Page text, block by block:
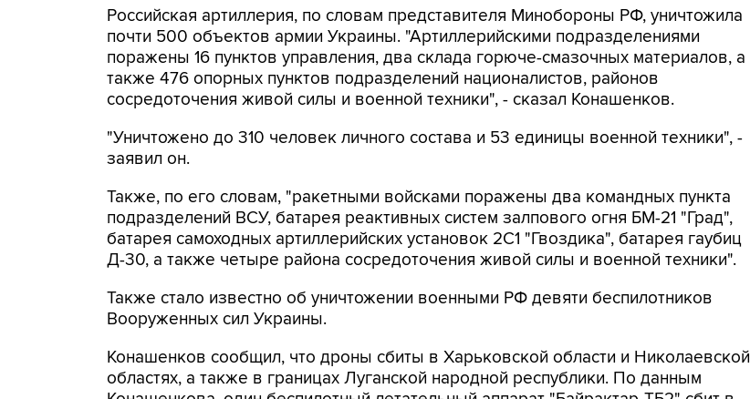
Российская артиллерия, по словам представителя Минобороны РФ, уничтожила
почти 500 объектов армии Украины. "Артиллерийскими подразделениями
поражены 16 пунктов управления, два склада горюче-смазочных материалов, а
также 476 опорных пунктов подразделений националистов, районов
сосредоточения живой силы и военной техники", - сказал Конашенков.
"Уничтожено до 310 человек личного состава и 53 единицы военной техники", -
заявил он.
Также, по его словам, "ракетными войсками поражены два командных пункта
подразделений ВСУ, батарея реактивных систем залпового огня БМ-21 "Град",
батарея самоходных артиллерийских установок 2С1 "Гвоздика", батарея гаубиц
Д-30, а также четыре района сосредоточения живой силы и военной техники".
Также стало известно об уничтожении военными РФ девяти беспилотников
Вооруженных сил Украины.
Конашенков сообщил, что дроны сбиты в Харьковской области и Николаевской
областях, а также в границах Луганской народной республики. По данным